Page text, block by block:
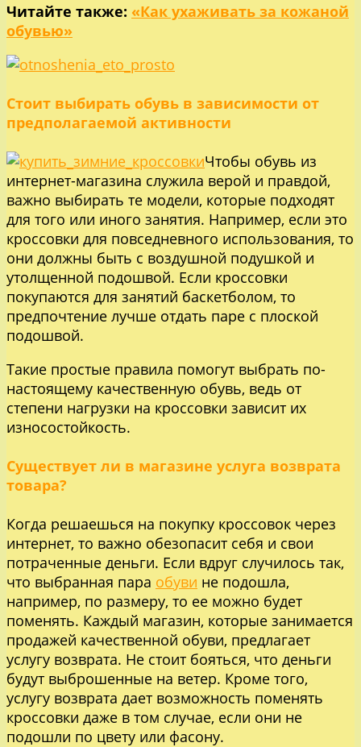
Читайте также: «Как ухаживать за кожаной
обувью»
Стоит выбирать обувь в зависимости от
предполагаемой активности
Чтобы обувь из
интернет-магазина служила верой и правдой,
важно выбирать те модели, которые подходят
для того или иного занятия. Например, если это
кроссовки для повседневного использования, то
они должны быть с воздушной подушкой и
утолщенной подошвой. Если кроссовки
покупаются для занятий баскетболом, то
предпочтение лучше отдать паре с плоской
подошвой.
Такие простые правила помогут выбрать по-
настоящему качественную обувь, ведь от
степени нагрузки на кроссовки зависит их
износостойкость.
Существует ли в магазине услуга возврата
товара?
Когда решаешься на покупку кроссовок через
интернет, то важно обезопасит себя и свои
потраченные деньги. Если вдруг случилось так,
что выбранная пара обуви не подошла,
например, по размеру, то ее можно будет
поменять. Каждый магазин, которые занимается
продажей качественной обуви, предлагает
услугу возврата. Не стоит бояться, что деньги
будут выброшенные на ветер. Кроме того,
услугу возврата дает возможность поменять
кроссовки даже в том случае, если они не
подошли по цвету или фасону.